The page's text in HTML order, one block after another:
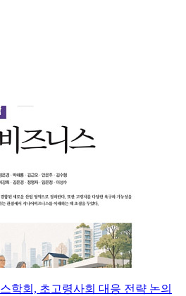
학회, 초고령사회 대응 전략 논의